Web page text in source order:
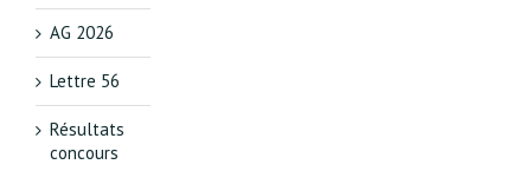
AG 2026
Lettre 56
Résultats
concours